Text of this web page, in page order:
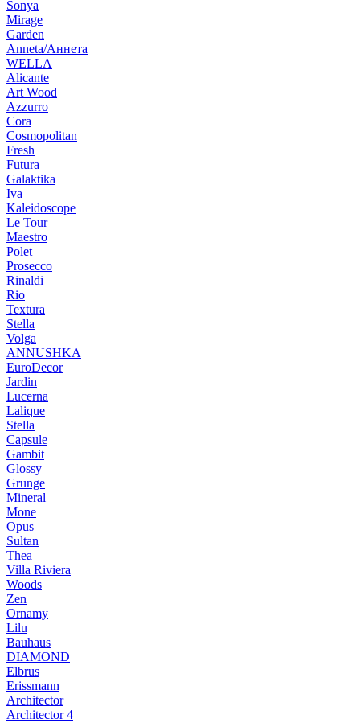
Sonya
Mirage
Garden
Anneta/Аннета
WELLA
Alicante
Art Wood
Azzurro
Cora
Cosmopolitan
Fresh
Futura
Galaktika
Iva
Kaleidoscope
Le Tour
Maestro
Polet
Prosecco
Rinaldi
Rio
Textura
Stella
Volga
ANNUSHKA
EuroDecor
Jardin
Lucerna
Lalique
Stella
Capsule
Gambit
Glossy
Grunge
Mineral
Mone
Opus
Sultan
Thea
Villa Riviera
Woods
Zen
Ornamy
Lilu
Bauhaus
DIAMOND
Elbrus
Erissmann
Architector
Architector 4